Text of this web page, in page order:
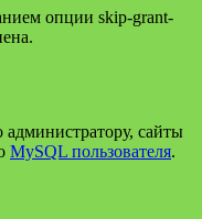
опции skip-grant-
администратору, сайты
MySQL пользователя.